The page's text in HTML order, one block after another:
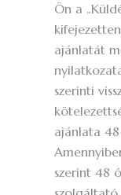
Ön a
ajánlatát
szerinti
ajánlata
szerint 48